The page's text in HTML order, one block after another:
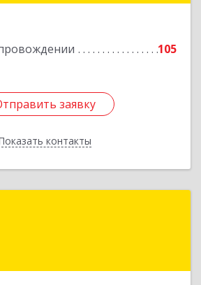
105
заявку
контакты
заявку
Назад
Осетия - Алания Респ,